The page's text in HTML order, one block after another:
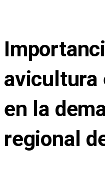
avicultura
en la
regional